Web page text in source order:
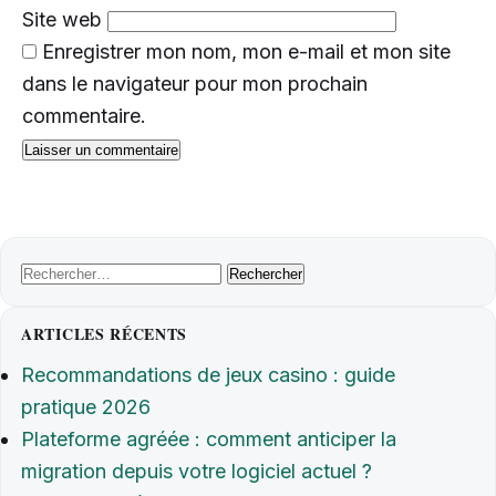
Site web
Enregistrer mon nom, mon e-mail et mon site
dans le navigateur pour mon prochain
commentaire.
Rechercher :
ARTICLES RÉCENTS
Recommandations de jeux casino : guide
pratique 2026
Plateforme agréée : comment anticiper la
migration depuis votre logiciel actuel ?